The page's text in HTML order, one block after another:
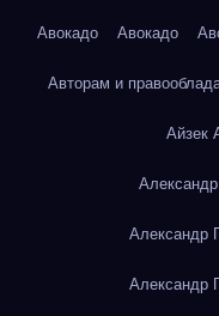
Авокадо Авокадо
Авторам и
Айзек
Александр
Александр